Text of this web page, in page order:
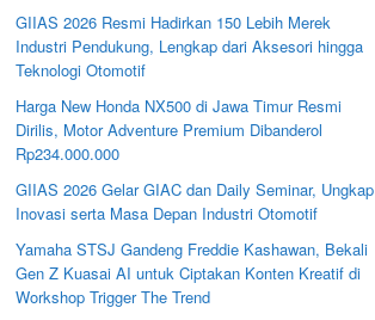
GIIAS 2026 Resmi Hadirkan 150 Lebih Merek
Industri Pendukung, Lengkap dari Aksesori hingga
Teknologi Otomotif
Harga New Honda NX500 di Jawa Timur Resmi
Dirilis, Motor Adventure Premium Dibanderol
Rp234.000.000
GIIAS 2026 Gelar GIAC dan Daily Seminar, Ungkap
Inovasi serta Masa Depan Industri Otomotif
Yamaha STSJ Gandeng Freddie Kashawan, Bekali
Gen Z Kuasai AI untuk Ciptakan Konten Kreatif di
Workshop Trigger The Trend